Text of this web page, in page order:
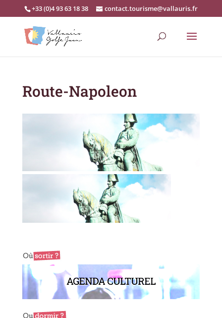
+33 (0)4 93 63 18 38 contact.tourisme@vallauris.fr
Route-Napoleon
AGENDA CULTUREL